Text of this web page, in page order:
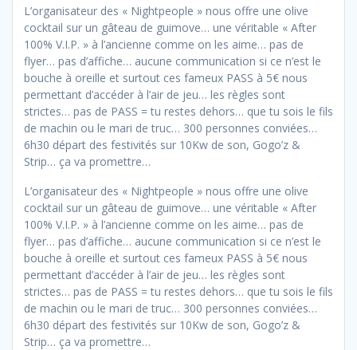
L’organisateur des « Nightpeople » nous offre une olive
cocktail sur un gâteau de guimove… une véritable « After
100% V.I.P. » à l’ancienne comme on les aime… pas de
flyer… pas d’affiche… aucune communication si ce n’est le
bouche à oreille et surtout ces fameux PASS à 5€ nous
permettant d’accéder à l’air de jeu… les règles sont
strictes… pas de PASS = tu restes dehors… que tu sois le fils
de machin ou le mari de truc… 300 personnes conviées…
6h30 départ des festivités sur 10Kw de son, Gogo’z &
Strip… ça va promettre…
L’organisateur des « Nightpeople » nous offre une olive
cocktail sur un gâteau de guimove… une véritable « After
100% V.I.P. » à l’ancienne comme on les aime… pas de
flyer… pas d’affiche… aucune communication si ce n’est le
bouche à oreille et surtout ces fameux PASS à 5€ nous
permettant d’accéder à l’air de jeu… les règles sont
strictes… pas de PASS = tu restes dehors… que tu sois le fils
de machin ou le mari de truc… 300 personnes conviées…
6h30 départ des festivités sur 10Kw de son, Gogo’z &
Strip… ça va promettre…